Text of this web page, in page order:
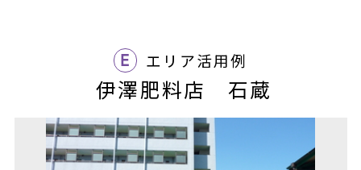
E エリア活用例
伊澤肥料店 石蔵